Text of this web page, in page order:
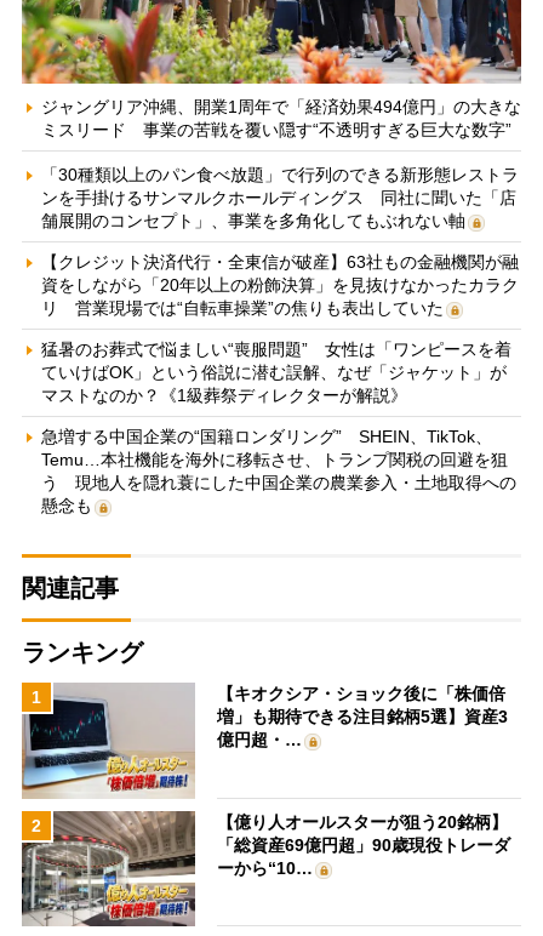
ジャングリア沖縄、開業1周年で「経済効果494億円」の大きな
ミスリード 事業の苦戦を覆い隠す“不透明すぎる巨大な数字”
「30種類以上のパン食べ放題」で行列のできる新形態レストラ
ンを手掛けるサンマルクホールディングス 同社に聞いた「店
舗展開のコンセプト」、事業を多角化してもぶれない軸
【クレジット決済代行・全東信が破産】63社もの金融機関が融
資をしながら「20年以上の粉飾決算」を見抜けなかったカラク
リ 営業現場では“自転車操業”の焦りも表出していた
猛暑のお葬式で悩ましい“喪服問題” 女性は「ワンピースを着
ていけばOK」という俗説に潜む誤解、なぜ「ジャケット」が
マストなのか？《1級葬祭ディレクターが解説》
急増する中国企業の“国籍ロンダリング” SHEIN、TikTok、
Temu…本社機能を海外に移転させ、トランプ関税の回避を狙
う 現地人を隠れ蓑にした中国企業の農業参入・土地取得への
懸念も
関連記事
ランキング
1
【キオクシア・ショック後に「株価倍
増」も期待できる注目銘柄5選】資産3
億円超・…
2
【億り人オールスターが狙う20銘柄】
「総資産69億円超」90歳現役トレーダ
ーから“10…